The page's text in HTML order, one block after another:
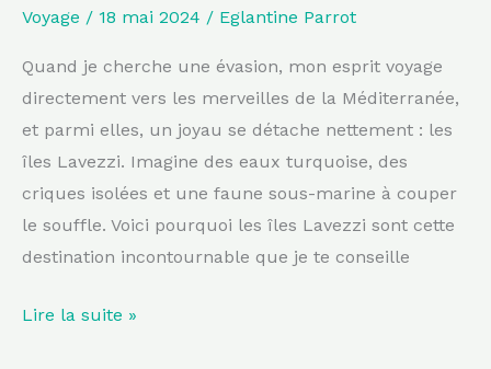
Voyage / 18 mai 2024 / Eglantine Parrot
Quand je cherche une évasion, mon esprit voyage
directement vers les merveilles de la Méditerranée,
et parmi elles, un joyau se détache nettement : les
îles Lavezzi. Imagine des eaux turquoise, des
criques isolées et une faune sous-marine à couper
le souffle. Voici pourquoi les îles Lavezzi sont cette
destination incontournable que je te conseille
Lire la suite »